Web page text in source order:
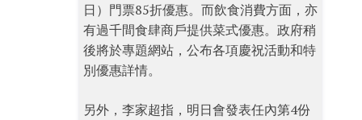
日）門票85折優惠。而飲食消費方面，亦
有過千間食肆商戶提供菜式優惠。政府稍
後將於專題網站，公布各項慶祝活動和特
別優惠詳情。
另外，李家超指，明日會發表任內第4份